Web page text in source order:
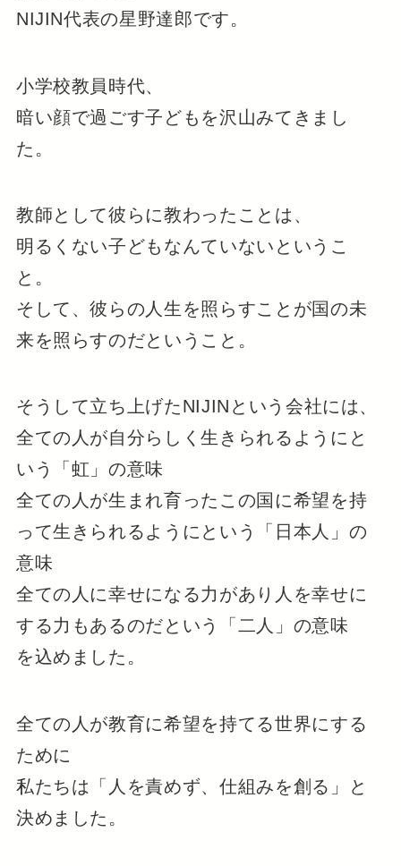
NIJIN代表の星野達郎です。
小学校教員時代、
暗い顔で過ごす子どもを沢山みてきまし
た。
教師として彼らに教わったことは、
明るくない子どもなんていないというこ
と。
そして、彼らの人生を照らすことが国の未
来を照らすのだということ。
そうして立ち上げたNIJINという会社には、
全ての人が自分らしく生きられるようにと
いう「虹」の意味
全ての人が生まれ育ったこの国に希望を持
って生きられるようにという「日本人」の
意味
全ての人に幸せになる力があり人を幸せに
する力もあるのだという「二人」の意味
を込めました。
全ての人が教育に希望を持てる世界にする
ために
私たちは「人を責めず、仕組みを創る」と
決めました。